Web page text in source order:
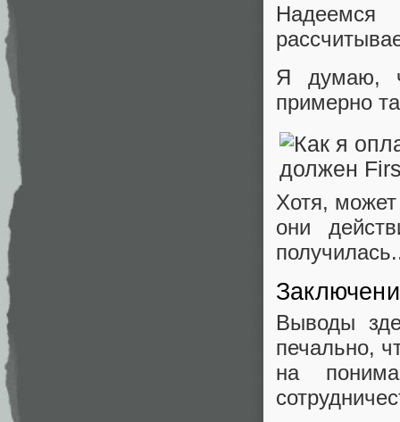
Я думаю,
примерно
Хотя,
они
Выводы
печально,
на